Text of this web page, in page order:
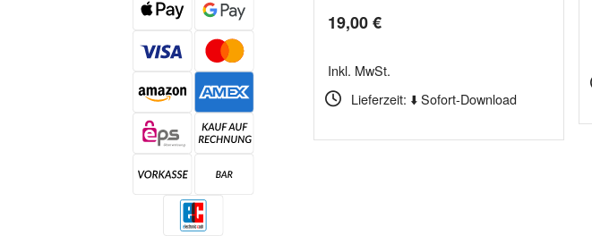
19,00€
Inkl. MwSt.
Lieferzeit: ⬇️ Sofort-Download